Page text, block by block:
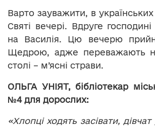
Варто зауважити, в
Святі вечері. Вдруге
на Василія. Цю вечерю
Щедрою, адже переважають
столі – м’ясні страви.
ОЛЬГА УНІЯТ, бібліотекар
№4 для дорослих:
«Хлопці ходять засівати,